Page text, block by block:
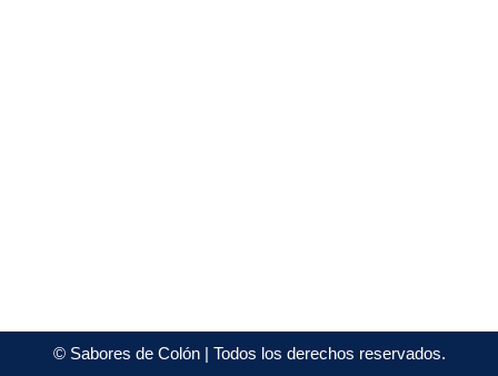
©Sabores de Colón| Todos los derechos reservados.